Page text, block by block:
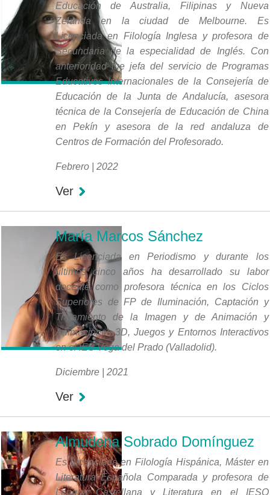
Educación de Australia, Filipinas y Nueva
Zelanda en la ciudad de Melbourne. Es
Licenciada en Filología Inglesa y profesora de
Secundaria de la especialidad de Inglés. Con
anterioridad fue jefa del servicio de Programas
Educativos Internacionales de la Consejería de
Educación de la Junta de Andalucía, asesora
técnica de la Consejería de Educación de China
en Pekín y asesora de la red andaluza de
Centros de Formación del Profesorado.
Febrero | 2022
Ver
María Marcos Sánchez
Es Licenciada en Periodismo y durante los
últimos cinco años ha desarrollado su labor
docente como profesora técnica en los Ciclos
Superiores de FP de Iluminación, Captación y
Tratamiento de la Imagen y de Animación y
Animaciones 3D, Juegos y Entornos Interactivos
en el IES Vega del Prado (Valladolid).
Diciembre | 2021
Ver
Almudena Sobrado Domínguez
Es Licenciada en Filología Hispánica, Máster en
Literatura Española Comparada y profesora de
Lengua Castellana y Literatura en el IESO